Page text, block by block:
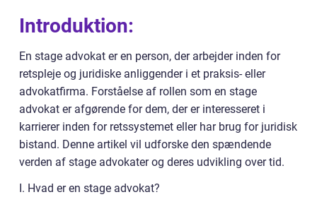
Introduktion:
En stage advokat er en person, der arbejder inden for
retspleje og juridiske anliggender i et praksis- eller
advokatfirma. Forståelse af rollen som en stage
advokat er afgørende for dem, der er interesseret i
karrierer inden for retssystemet eller har brug for juridisk
bistand. Denne artikel vil udforske den spændende
verden af stage advokater og deres udvikling over tid.
I. Hvad er en stage advokat?